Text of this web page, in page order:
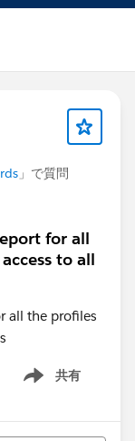
」で質問
for all
to all
all the profiles
共有
Show menu